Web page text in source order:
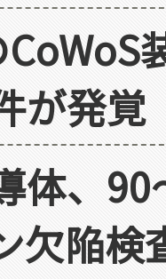
が発覚
体、
欠陥検